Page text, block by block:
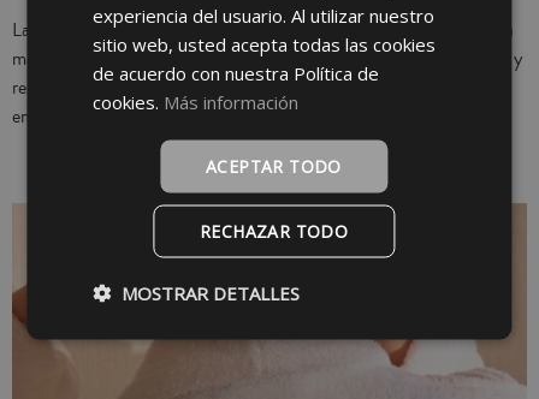
Lavar las sábanas una vez por semana es lo más recomendable para
mantener la higiene y evitar la acumulación de sudor, polvo, ácaros y
restos de piel. En casos como alergias, mucho sudor, mascotas o
enfermedad, conviene cambiarlas antes.
INGLÉS
experiencia del usuario. Al utilizar nuestro
sitio web, usted acepta todas las cookies
de acuerdo con nuestra Política de
cookies. Más información
ACEPTAR TODO
RECHAZAR TODO
MOSTRAR DETALLES